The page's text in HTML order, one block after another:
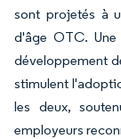
sont projetés à
d'âge OTC. Une
développement
stimulent
les deux,
employeurs